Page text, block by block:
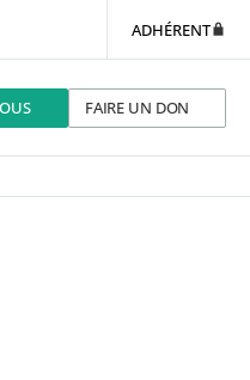
ADHÉRENT
FAIRE UN DON